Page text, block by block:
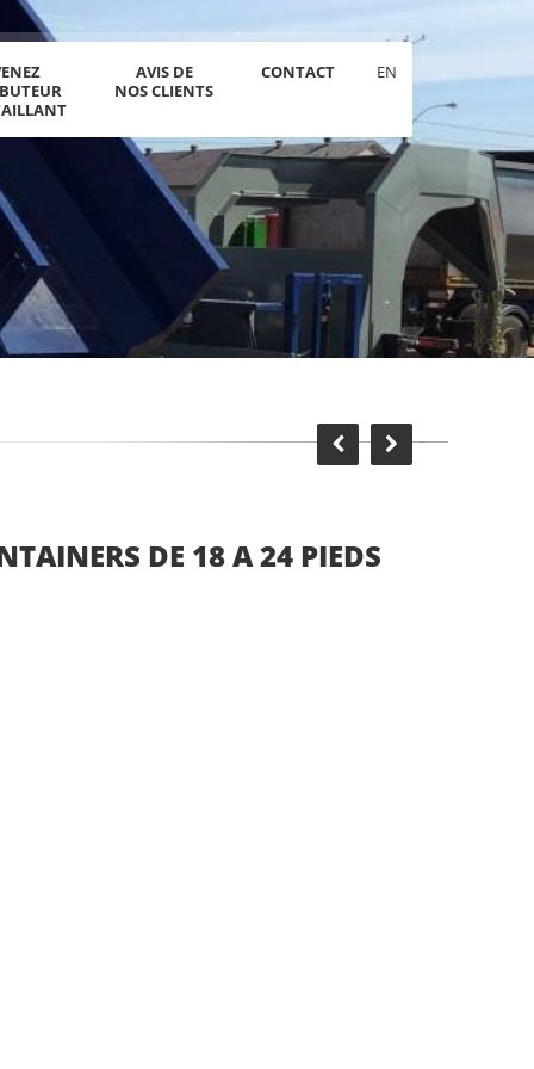
AVIS DE
NOS CLIENTS
CONTACT EN
DE 18 A 24 PIEDS